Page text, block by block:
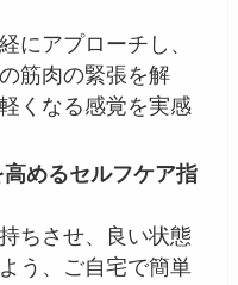
にアプローチし、
筋肉の緊張を解
くなる感覚を実感
めるセルフケア指
ちさせ、良い状態
う、ご自宅で簡単